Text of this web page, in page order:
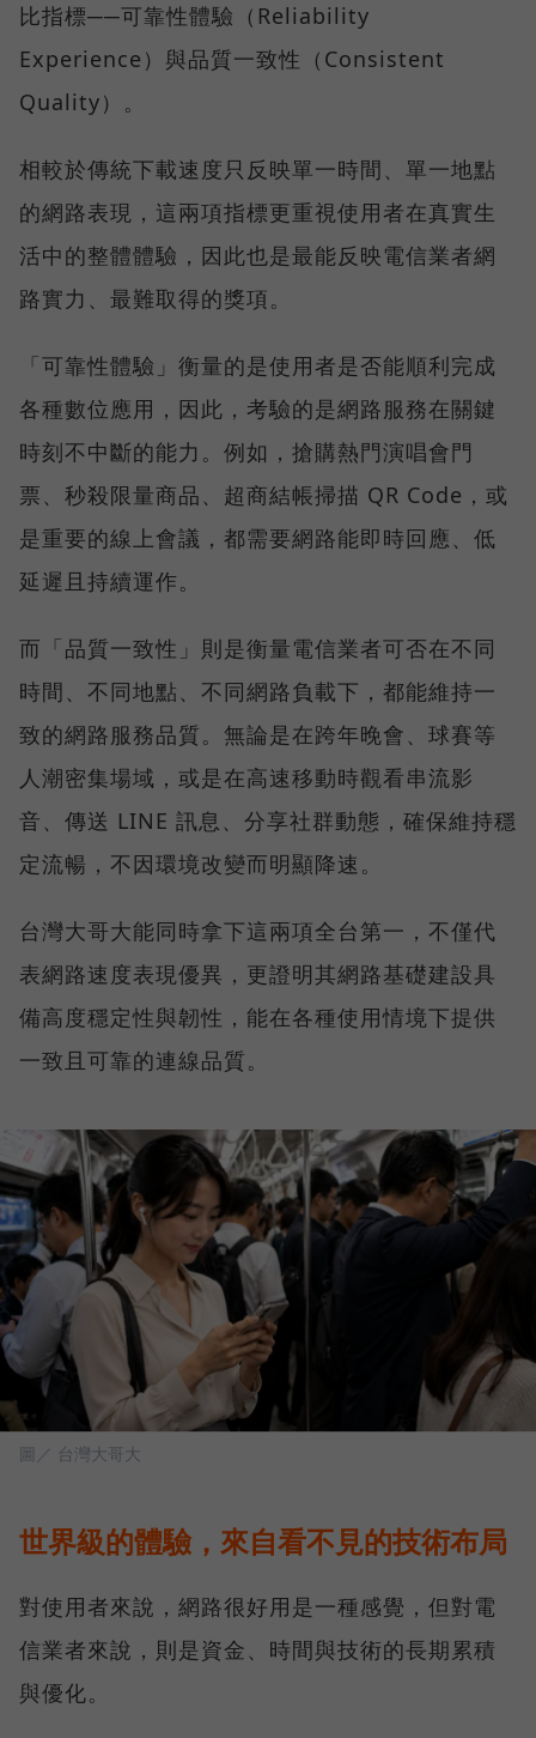
比指標──可靠性體驗（Reliability
Experience）與品質一致性（Consistent
Quality）。
相較於傳統下載速度只反映單一時間、單一地點
的網路表現，這兩項指標更重視使用者在真實生
活中的整體體驗，因此也是最能反映電信業者網
路實力、最難取得的獎項。
「可靠性體驗」衡量的是使用者是否能順利完成
各種數位應用，因此，考驗的是網路服務在關鍵
時刻不中斷的能力。例如，搶購熱門演唱會門
票、秒殺限量商品、超商結帳掃描 QR Code，或
是重要的線上會議，都需要網路能即時回應、低
延遲且持續運作。
而「品質一致性」則是衡量電信業者可否在不同
時間、不同地點、不同網路負載下，都能維持一
致的網路服務品質。無論是在跨年晚會、球賽等
人潮密集場域，或是在高速移動時觀看串流影
音、傳送 LINE 訊息、分享社群動態，確保維持穩
定流暢，不因環境改變而明顯降速。
台灣大哥大能同時拿下這兩項全台第一，不僅代
表網路速度表現優異，更證明其網路基礎建設具
備高度穩定性與韌性，能在各種使用情境下提供
一致且可靠的連線品質。
圖／ 台灣大哥大
世界級的體驗，來自看不見的技術布局
對使用者來說，網路很好用是一種感覺，但對電
信業者來說，則是資金、時間與技術的長期累積
與優化。